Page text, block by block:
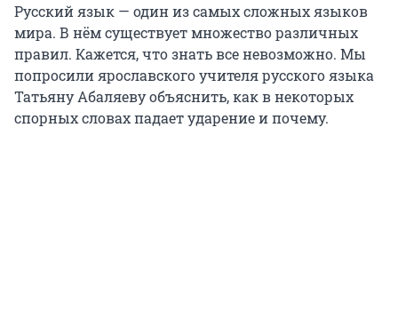
Русский язык — один из самых сложных языков
мира. В нём существует множество различных
правил. Кажется, что знать все невозможно. Мы
попросили ярославского учителя русского языка
Татьяну Абаляеву объяснить, как в некоторых
спорных словах падает ударение и почему.